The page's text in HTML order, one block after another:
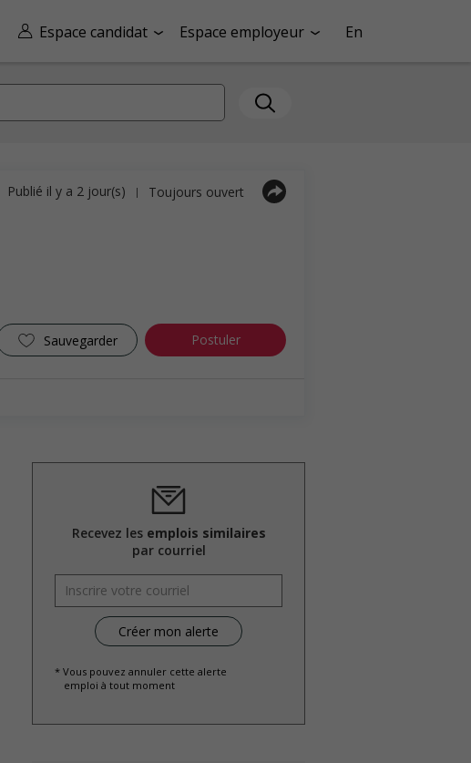
Espace candidat Espace employeur En
Sauvegarder Postuler
Publié il y a 2 jour(s) | Toujours ouvert
Recevez les emplois similaires
par courriel
* Vous pouvez annuler cette alerte
emploi à tout moment